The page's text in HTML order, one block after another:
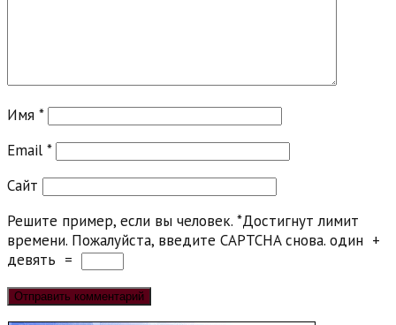
Имя *
Email *
Сайт
Решите пример, если вы человек. *Достигнут лимит
времени. Пожалуйста, введите CAPTCHA снова. один +
девять =